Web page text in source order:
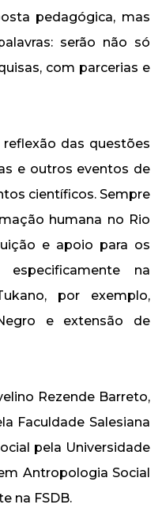
pedagógica, mas
serão não só
com parcerias e
das questões
e outros eventos de
científicos. Sempre
humana no Rio
e apoio para os
na
por exemplo,
e extensão de
Rezende Barreto,
Faculdade Salesiana
pela Universidade
Antropologia Social
na FSDB.